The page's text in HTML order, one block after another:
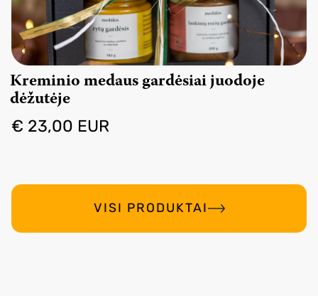
Kreminio medaus gardėsiai juodoje
dėžutėje
€ 23,00 EUR
VISI PRODUKTAI